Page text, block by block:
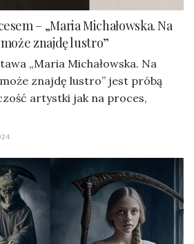
– „Maria Michałowska. Na
znajdę lustro”
„Maria Michałowska. Na
znajdę lustro” jest próbą
artystki jak na proces,